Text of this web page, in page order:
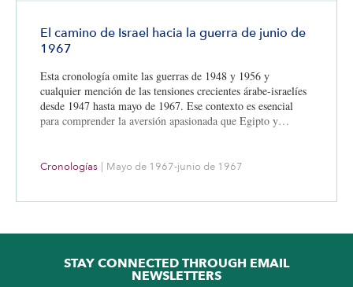
El camino de Israel hacia la guerra de junio de
1967
Esta cronología omite las guerras de 1948 y 1956 y
cualquier mención de las tensiones crecientes árabe-israelíes
desde 1947 hasta mayo de 1967. Ese contexto es esencial
para comprender la aversión apasionada que Egipto y…
Cronologías Mayo de 1967-junio de 1967
STAY CONNECTED THROUGH EMAIL
NEWSLETTERS